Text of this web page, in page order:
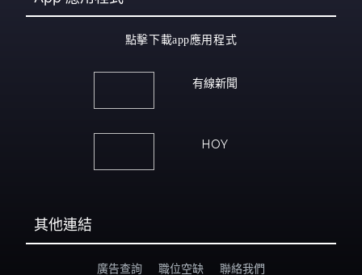
點擊下載app應用程式
有線新聞
HOY
其他連結
廣告查詢 職位空缺 聯絡我們